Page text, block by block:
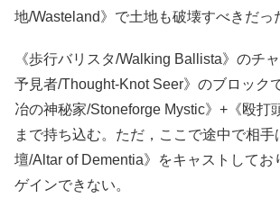
地/Wasteland》で土地も破壊すべきだっ
《歩行バリスタ/Walking Ballista》のチ
予見者/Thought-Knot Seer》のブロック
冶の神秘家/Stoneforge Mystic》+《殴打
まで持ち込む。ただ，ここで途中で相手
壇/Altar of Dementia》をキャストしてお
ゲインできない。